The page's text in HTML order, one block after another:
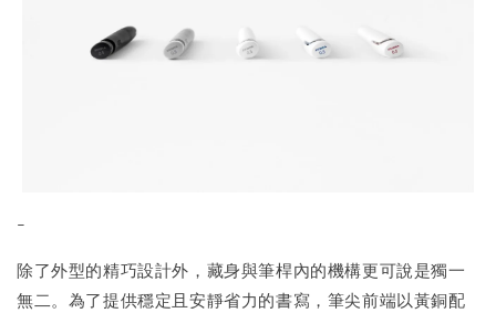
-
除了外型的精巧設計外，藏身與筆桿內的機構更可說是獨一
無二。為了提供穩定且安靜省力的書寫，筆尖前端以黃銅配